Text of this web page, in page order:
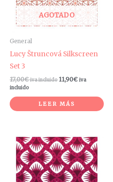
AGOTADO
General
Lucy Štruncová Silkscreen
Set 3
17,00€ iva incluido 11,90€ iva
incluido
LEER MÁS